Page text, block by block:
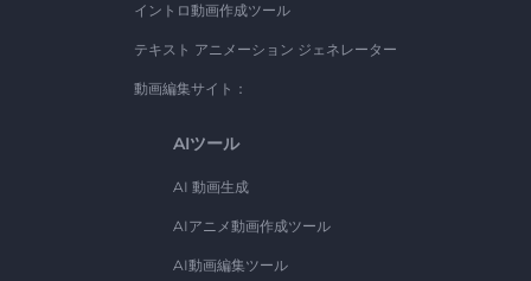
イントロ動画作成ツール
テキスト アニメーション ジェネレーター
動画編集サイト：
AIツール
AI 動画生成
AIアニメ動画作成ツール
AI動画編集ツール